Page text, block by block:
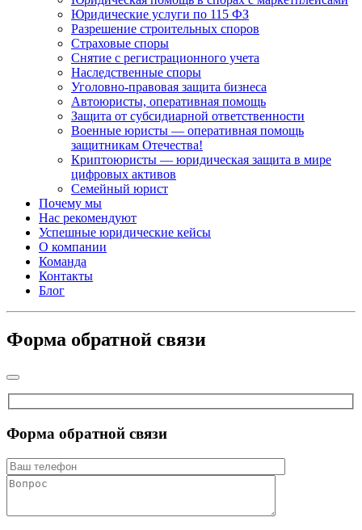
Юридические услуги по 115 ФЗ
Разрешение строительных споров
Страховые споры
Снятие с регистрационного учета
Наследственные споры
Уголовно-правовая защита бизнеса
Автоюристы, оперативная помощь
Защита от субсидиарной ответственности
Военные юристы — оперативная помощь
защитникам Отечества!
Криптоюристы — юридическая защита в мире
цифровых активов
Семейный юрист
Почему мы
Нас рекомендуют
Успешные юридические кейсы
О компании
Команда
Контакты
Блог
Форма обратной связи
Форма обратной связи